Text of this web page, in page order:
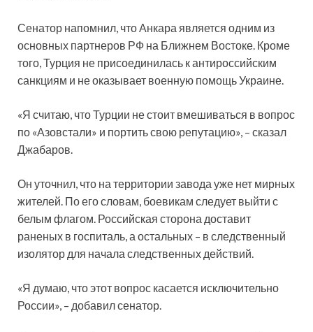
Сенатор напомнил, что Анкара является одним из
основных партнеров РФ на Ближнем Востоке. Кроме
того, Турция не присоединилась к антироссийским
санкциям и не оказывает военную помощь Украине.
«Я считаю, что Турции не стоит вмешиваться в вопрос
по «Азовстали» и портить свою репутацию», – сказал
Джабаров.
Он уточнил, что на территории завода уже нет мирных
жителей. По его словам, боевикам следует выйти с
белым флагом. Российская сторона доставит
раненых в госпиталь, а остальных – в следственный
изолятор для начала следственных действий.
«Я думаю, что этот вопрос касается исключительно
России», – добавил сенатор.